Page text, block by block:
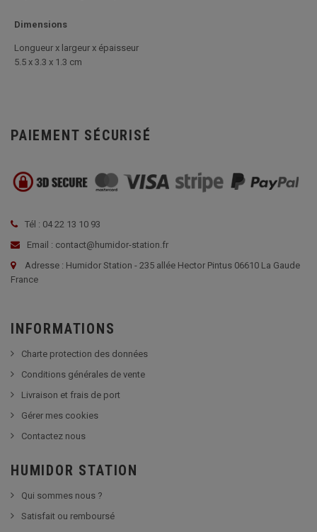
Dimensions
Longueur x largeur x épaisseur
5.5 x 3.3 x 1.3 cm
PAIEMENT SÉCURISÉ
Tél : 04 22 13 10 93
Email : contact@humidor-station.fr
Adresse : Humidor Station - 235 allée Hector Pintus 06610 La Gaude
France
INFORMATIONS
Charte protection des données
Conditions générales de vente
Livraison et frais de port
Gérer mes cookies
Contactez nous
HUMIDOR STATION
Qui sommes nous ?
Satisfait ou remboursé